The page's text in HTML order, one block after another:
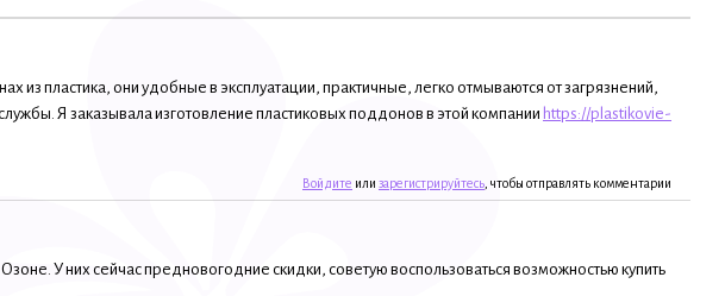
пластика, они удобные в эксплуатации, практичные, легко отмываются от загрязнений,
Я заказывала изготовление пластиковых поддонов в этой компании https://plastikovie-
Войдите или зарегистрируйтесь , чтобы отправлять комментарии
У них сейчас предновогодние скидки, советую воспользоваться возможностью купить